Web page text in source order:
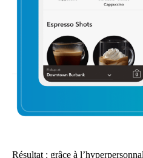
Résultat : grâce à